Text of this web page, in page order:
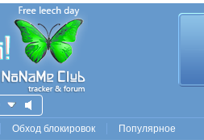
Обход блокировок Популярное